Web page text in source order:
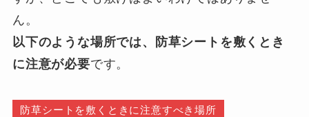
ん。
以下のような場所では、防草シートを敷くとき
に注意が必要です。
防草シートを敷くときに注意すべき場所